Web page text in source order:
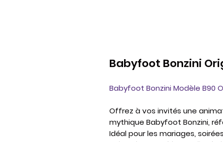
Babyfoot Bonzini
Babyfoot Bonzini Modèle B90
Offrez à vos invités une
mythique Babyfoot Bonzini,
Idéal pour les mariages,